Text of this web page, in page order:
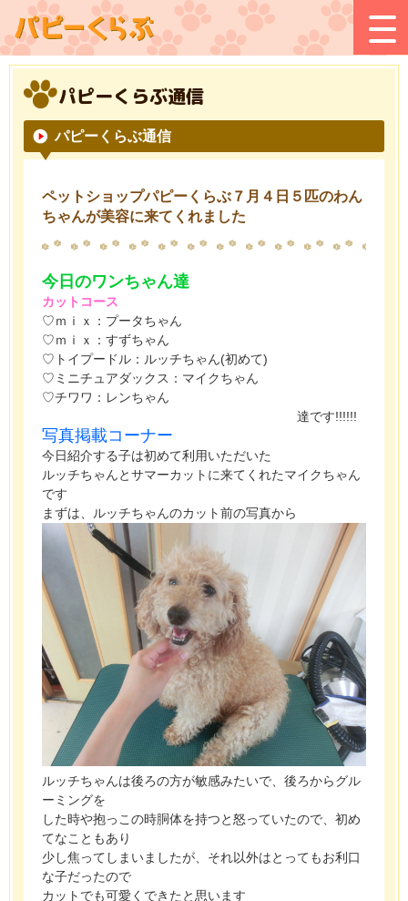
パピーくらぶ通信
パピーくらぶ通信
ペットショップパピーくらぶ７月４日５匹のわん
ちゃんが美容に来てくれました
今日のワンちゃん達
カットコース
♡ｍｉｘ：プータちゃん
♡ｍｉｘ：すずちゃん
♡トイプードル：ルッチちゃん(初めて)
♡ミニチュアダックス：マイクちゃん
♡チワワ：レンちゃん
達です!!!!!!
写真掲載コーナー
今日紹介する子は初めて利用いただいた
ルッチちゃんとサマーカットに来てくれたマイクちゃん
です
まずは、ルッチちゃんのカット前の写真から
ルッチちゃんは後ろの方が敏感みたいで、後ろからグル
ーミングを
した時や抱っこの時胴体を持つと怒っていたので、初め
てなこともあり
少し焦ってしまいましたが、それ以外はとってもお利口
な子だったので
カットでも可愛くできたと思います